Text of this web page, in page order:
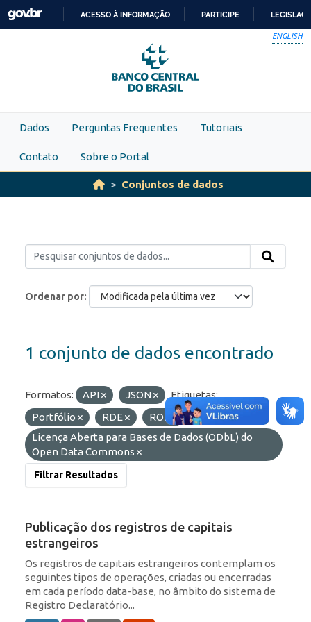
Skip to main content
PARA
O
CONTEÚDO
ACESSO À INFORMAÇÃO PARTICIPE
ENGLISH
Dados Perguntas Frequentes Tutoriais
Contato Sobre o Portal
Conjuntos de dados
Ordenar por
1 conjunto de dados encontrado
Formatos: API JSON
Etiquetas:
Portfólio
RDE ROF
Licenças:
Licença Aberta para Bases de Dados (ODbL) do
Open Data Commons
Filtrar Resultados
Publicação dos registros de capitais
estrangeiros
Os registros de capitais estrangeiros contemplam os
seguintes tipos de operações, criadas ou encerradas
em cada período data-base, no âmbito do sistema de
Registro Declaratório...